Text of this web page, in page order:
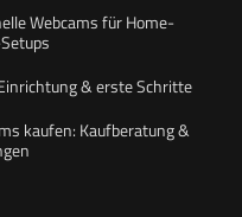
Webcams für Home-
& erste Schritte
kaufen: Kaufberatung &